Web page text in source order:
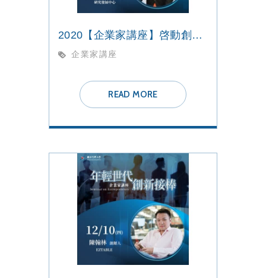
2020【企業家講座】啓動創新 航向未來
企業家講座
READ MORE